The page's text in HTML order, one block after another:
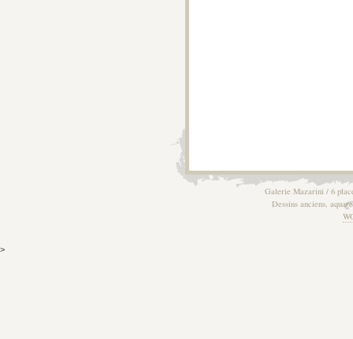
Galerie Mazarini / 6
Dessins anciens,
>